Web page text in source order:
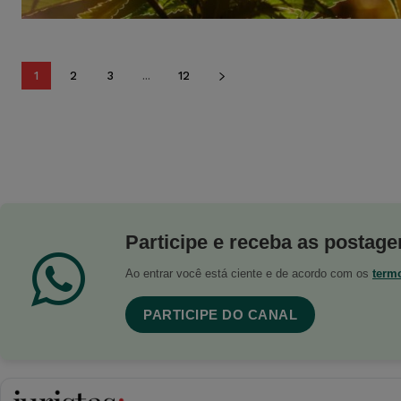
1 2 3 ... 12
Participe e receba as
Ao entrar você está ciente e de acordo com os
PARTICIPE DO CANAL